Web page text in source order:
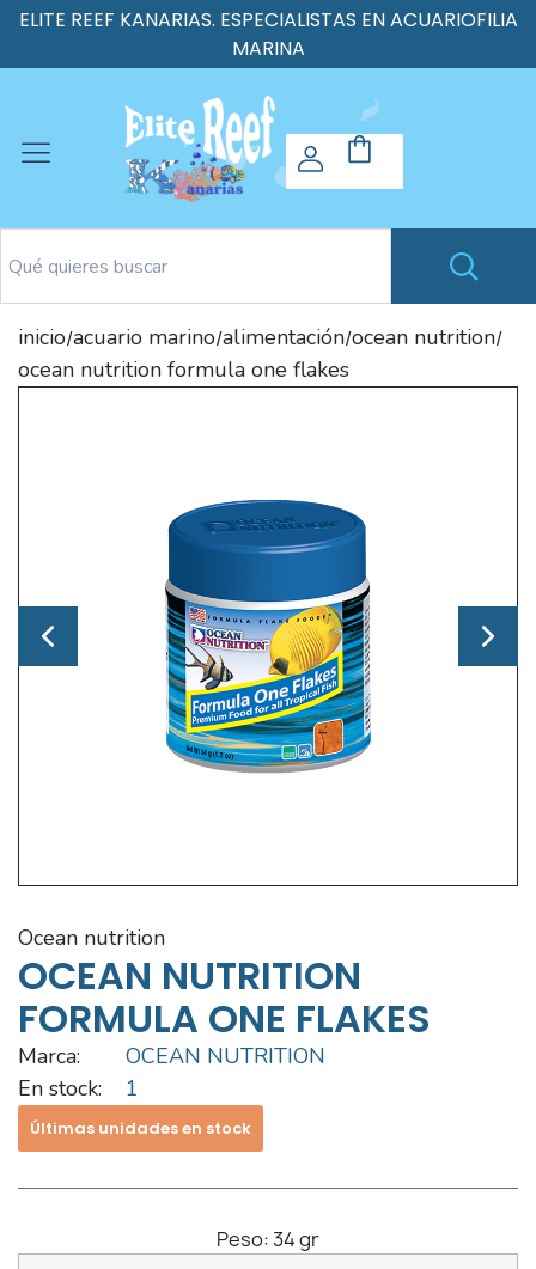
ELITE REEF KANARIAS. ESPECIALISTAS EN ACUARIOFILIA
MARINA
inicio/acuario marino/alimentación/ocean nutrition/
ocean nutrition formula one flakes
ocean nutrition
OCEAN NUTRITION
FORMULA ONE FLAKES
Marca:
OCEAN NUTRITION
En stock:
1
Últimas unidades en stock
Peso:34 gr